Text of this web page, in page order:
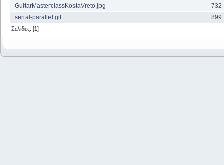
GuitarMasterclassKostaVreto.jpg
732
serial-parallel.gif
899
Σελίδες: [1]